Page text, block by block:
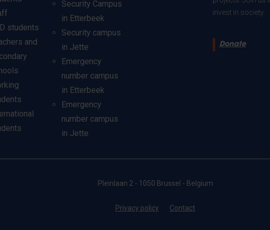
students
and
Security Campus
in Etterbeek
Security campus
in Jette
Emergency
number campus
in Etterbeek
Emergency
number campus
in Jette
invest in society.
Donate
Pleinlaan 2 - 1050 Brussel - Belgium
Privacy policy Contact